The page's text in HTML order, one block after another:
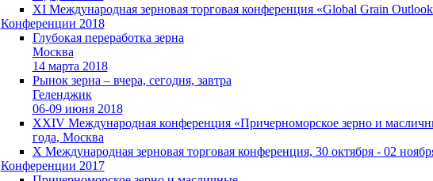
XI Международная зерновая торговая конференция «Global Grain
Конференции 2018
Глубокая переработка зерна
Москва
14 марта 2018
Рынок зерна – вчера, сегодня, завтра
Геленджик
06-09 июня 2018
XXIV Международная конференция «Причерноморское зерно и
года, Москва
X Международная зерновая торговая конференция, 30 октября - 02
Конференции 2017